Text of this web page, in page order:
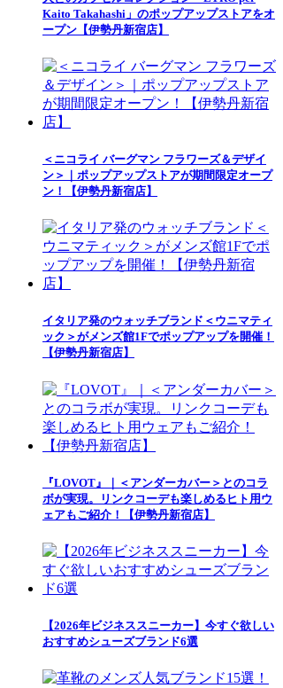
Kaito Takahashi」のポップアップストアをオ
ープン【伊勢丹新宿店】
＜ニコライ バーグマン フラワーズ＆デザイ
ン＞｜ポップアップストアが期間限定オープ
ン！【伊勢丹新宿店】
イタリア発のウォッチブランド＜ウニマティ
ック＞がメンズ館1Fでポップアップを開催！
【伊勢丹新宿店】
『LOVOT』｜＜アンダーカバー＞とのコラ
ボが実現。リンクコーデも楽しめるヒト用ウ
ェアもご紹介！【伊勢丹新宿店】
【2026年ビジネススニーカー】今すぐ欲しい
おすすめシューズブランド6選